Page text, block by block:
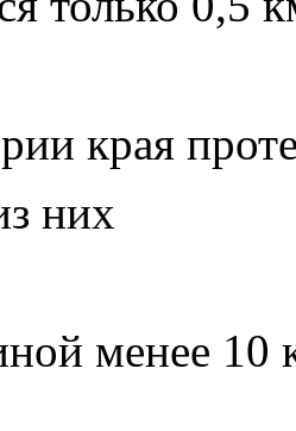
края
них
менее 10